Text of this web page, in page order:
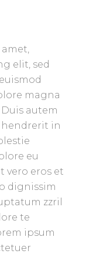
elit, sed
magna
autem
in
eu
vero eros et
dignissim
zzril
te
ipsum